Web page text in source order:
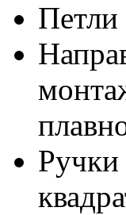
Петли
Ручки